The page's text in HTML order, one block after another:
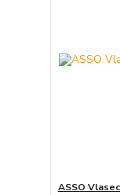
ASSO